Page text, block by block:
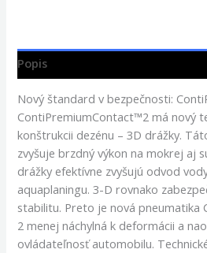
Popis
Nový štandard v bezpečnosti:
ContiPremiumContact™2 má nový
konštrukcii dezénu – 3D drážky.
zvyšuje brzdný výkon na mokrej aj
drážky efektívne zvyšujú odvod
aquaplaningu. 3-D rovnako
stabilitu. Preto je nová pneumatika
2 menej náchylná k deformácii a
ovládateľnosť automobilu.